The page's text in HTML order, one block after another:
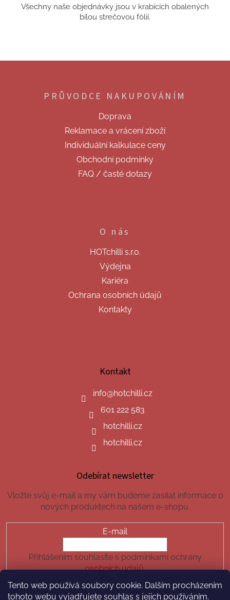
Tento web používá soubory cookie. Dalším procházením
tohoto webu vyjadřujete souhlas s jejich používáním.
Všechny naše objednávky jsou v krabicích obalených
bílou strečovou fólií.
PRŮVODCE NAKUPOVÁNÍM
Doprava
Reklamace a vrácení zboží
Individuální kalkulace ceny
Obchodní podmínky
FAQ / časté dotazy
O nás
HOTchilli s.r.o.
Výdejna
Kariéra
Ochrana osobních údajů
Kontakty
Kontakt
info@hotchilli.cz
601 222 583
hotchilli.cz
hotchilli.cz
Odebírat newsletter
Vložte svůj e-mail a my vám budeme zasílat informace o
nových produktech na našem e-shopu.
E-mail
Přihlášením souhlasíte s podmínkami ochrany
osobních údajů.
PŘIHLÁSIT SE